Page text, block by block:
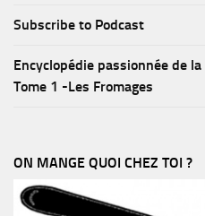
Subscribe to Podcast
Encyclopédie passionnée de
Tome 1 -Les Fromages
ON MANGE QUOI CHEZ TOI ?